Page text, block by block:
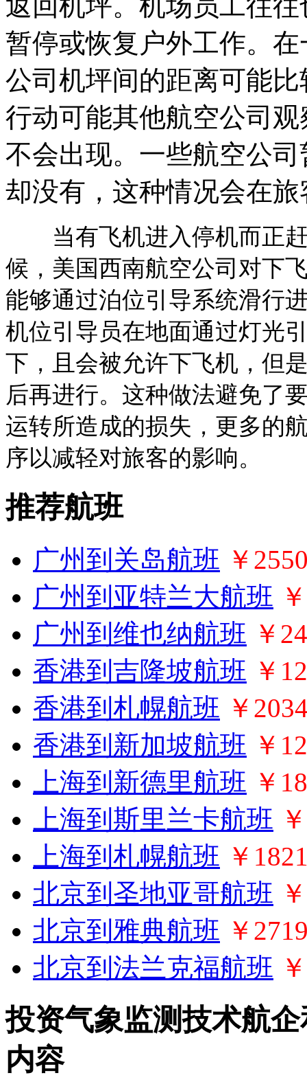
暂停或恢复户外工作。
公司机坪间的距离可能
行动可能其他航空公司
不会出现。一些航空公
却没有，这种情况会在
当有飞机进入停机而正赶
候，美国西南航空公司对下
能够通过泊位引导系统滑行
机位引导员在地面通过灯光
下，且会被允许下飞机，但
后再进行。这种做法避免了
运转所造成的损失，更多的
序以减轻对旅客的影响。
推荐航班
广州到关岛航班 ￥
广州到亚特兰大航班
广州到维也纳航班 ￥
香港到吉隆坡航班 ￥
香港到札幌航班 ￥
香港到新加坡航班 ￥
上海到新德里航班 ￥
上海到斯里兰卡航班
上海到札幌航班 ￥
北京到圣地亚哥航班
北京到雅典航班 ￥
北京到法兰克福航班
投资气象监测技术航
内容